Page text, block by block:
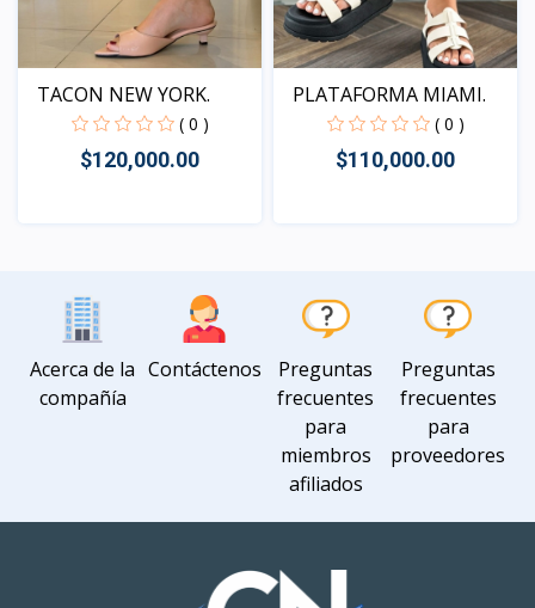
TACON NEW YORK.
( 0 )
$120,000.00
PLATAFORMA MIAMI.
( 0 )
$110,000.00
Acerca de la
compañía
Contáctenos
Preguntas
frecuentes
para
miembros
afiliados
Preguntas
frecuentes
para
proveedores